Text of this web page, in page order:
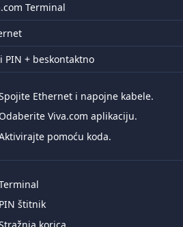
Terminal
PIN + beskontaktno
Ethernet i napojne kabele.
Odaberite Viva.com aplikaciju.
pomoću koda.
PIN štitnik